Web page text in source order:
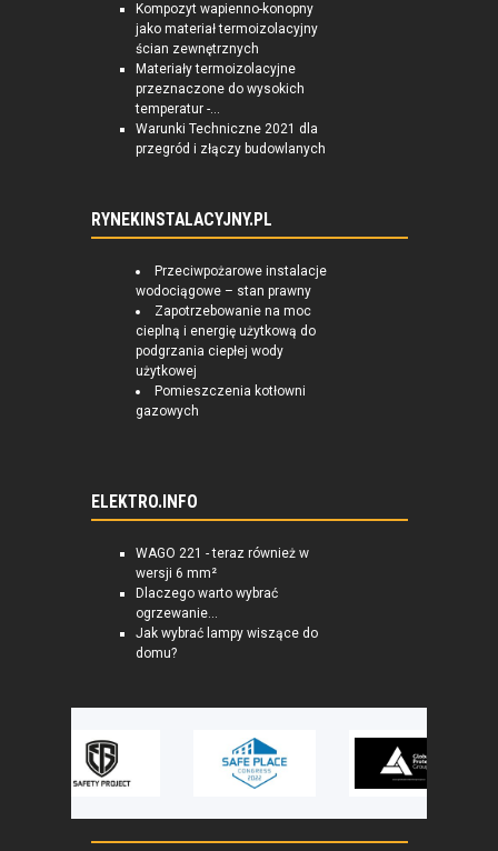
Kompozyt wapienno-konopny
jako materiał termoizolacyjny
ścian zewnętrznych
Materiały termoizolacyjne
przeznaczone do wysokich
temperatur -...
Warunki Techniczne 2021 dla
przegród i złączy budowlanych
RYNEKINSTALACYJNY.PL
Przeciwpożarowe instalacje
wodociągowe – stan prawny
Zapotrzebowanie na moc
cieplną i energię użytkową do
podgrzania ciepłej wody
użytkowej
Pomieszczenia kotłowni
gazowych
ELEKTRO.INFO
WAGO 221 - teraz również w
wersji 6 mm²
Dlaczego warto wybrać
ogrzewanie...
Jak wybrać lampy wiszące do
domu?